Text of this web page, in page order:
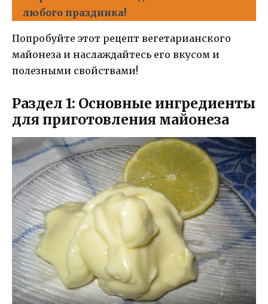
любого праздника!
Попробуйте этот рецепт вегетарианского
майонеза и наслаждайтесь его вкусом и
полезными свойствами!
Раздел 1: Основные ингредиенты
для приготовления майонеза